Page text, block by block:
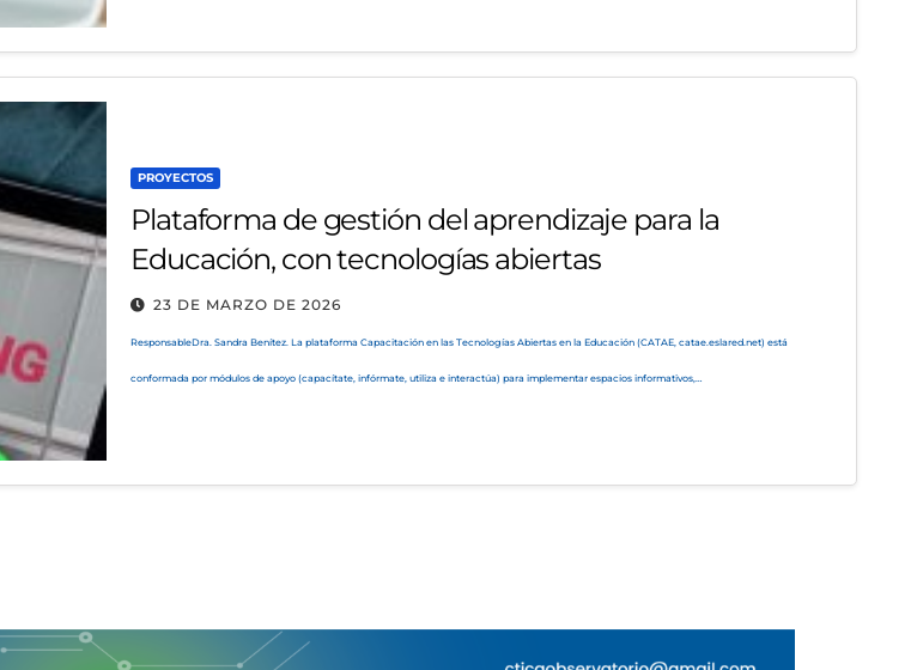
PROYECTOS
Plataforma de gestión del aprendizaje para la
Educación, con tecnologías abiertas
23 DE MARZO DE 2026
ResponsableDra. Sandra Benítez. La plataforma Capacitación en las Tecnologías Abiertas en la Educación (CATAE, catae.eslared.net) está
conformada por módulos de apoyo (capacítate, infórmate, utiliza e interactúa) para implementar espacios informativos,…